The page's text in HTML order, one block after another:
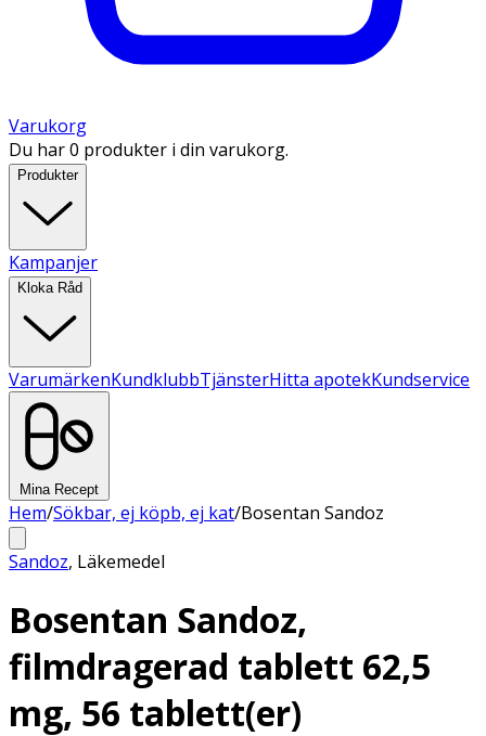
Varukorg
Du har 0 produkter i din varukorg.
Produkter
Kampanjer
Kloka Råd
VarumärkenKundklubbTjänsterHitta apotekKundservice
Mina Recept
Hem/Sökbar, ej köpb, ej kat/Bosentan Sandoz
Sandoz, Läkemedel
Bosentan Sandoz,
filmdragerad tablett 62,5
mg, 56 tablett(er)